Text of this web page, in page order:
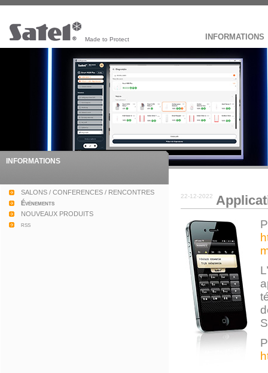
Made to Protect INFORMATIONS
INFORMATIONS
SALONS / CONFERENCES / RENCONTRES
Événements
NOUVEAUX PRODUITS
rss
22-12-2022